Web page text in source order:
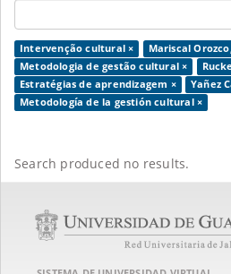
Intervenção cultural ×
Mariscal
Metodologia de gestão cultural ×
Estratégias de aprendizagem ×
Yañez
Metodología de la gestión cultural ×
Search produced no results.